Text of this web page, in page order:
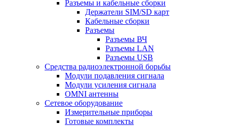
Разъемы и кабельные сборки
Держатели SIM/SD карт
Кабельные сборки
Разъемы
Разъемы ВЧ
Разъемы LAN
Разъемы USB
Средства радиоэлектронной борьбы
Модули подавления сигнала
Модули усиления сигнала
OMNI антенны
Сетевое оборудование
Измерительные приборы
Готовые комплекты